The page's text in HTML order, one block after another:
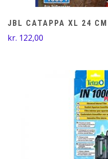
JBL CATAPPA XL 24 CM
kr. 122,00